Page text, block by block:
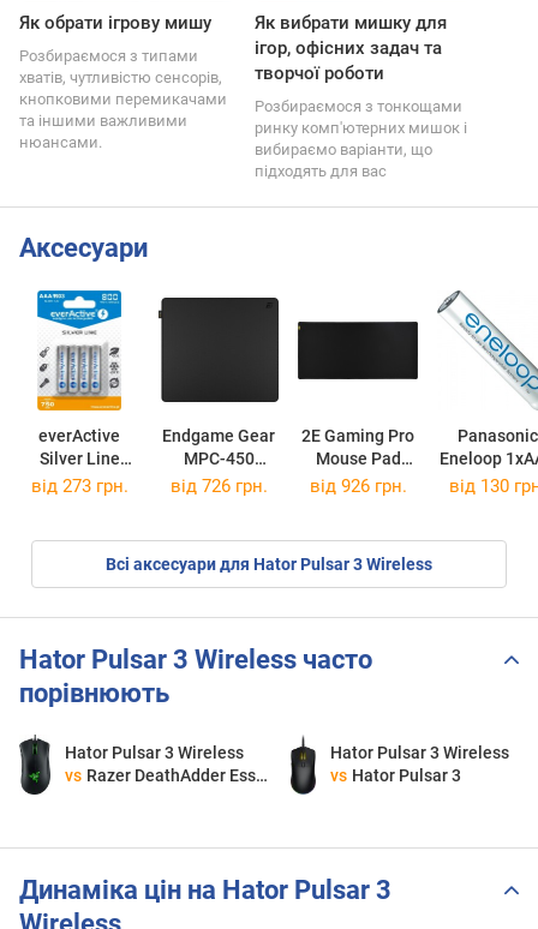
Як обрати ігрову мишу
Розбираємося з типами
хватів, чутливістю сенсорів,
кнопковими перемикачами
та іншими важливими
нюансами.
Як вибрати мишку для
ігор, офісних задач та
творчої роботи
Розбираємося з тонкощами
ринку комп'ютерних мишок і
вибираємо варіанти, що
підходять для вас
Аксесуари
everActive
Silver Line
4xAAA 800
Endgame Gear
MPC-450
Cordura
2E Gaming Pro
Mouse Pad
Speed 2XL
Panasonic
Eneloop
750 mAh
від 273 грн. від 726 грн. від 926 грн. від 130
Всі аксесуари для Hator Pulsar 3 Wireless
Hator Pulsar 3 Wireless часто
порівнюють
Hator Pulsar 3 Wireless
vs Razer DeathAdder Essential
Hator Pulsar 3 Wireless
vs Hator Pulsar 3
Динаміка цін на Hator Pulsar 3